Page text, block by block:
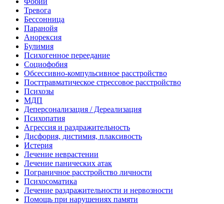
Тревога
Бессонница
Паранойя
Анорексия
Булимия
Психогенное переедание
Социофобия
Обсессивно-компульсивное расстройство
Посттравматическое стрессовое расстройство
Психозы
МДП
Деперсонализация / Дереализация
Психопатия
Агрессия и раздражительность
Дисфория, дистимия, плаксивость
Истерия
Лечение неврастении
Лечение панических атак
Пограничное расстройство личности
Психосоматика
Лечение раздражительности и нервозности
Помощь при нарушениях памяти